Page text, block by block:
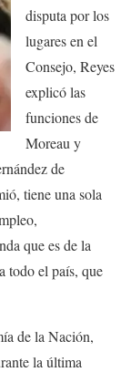
disputa por los
lugares en el
Consejo, Reyes
explicó las
funciones de
Moreau y
de
tiene una sola
que es de la
todo el país, que
de la Nación,
la última